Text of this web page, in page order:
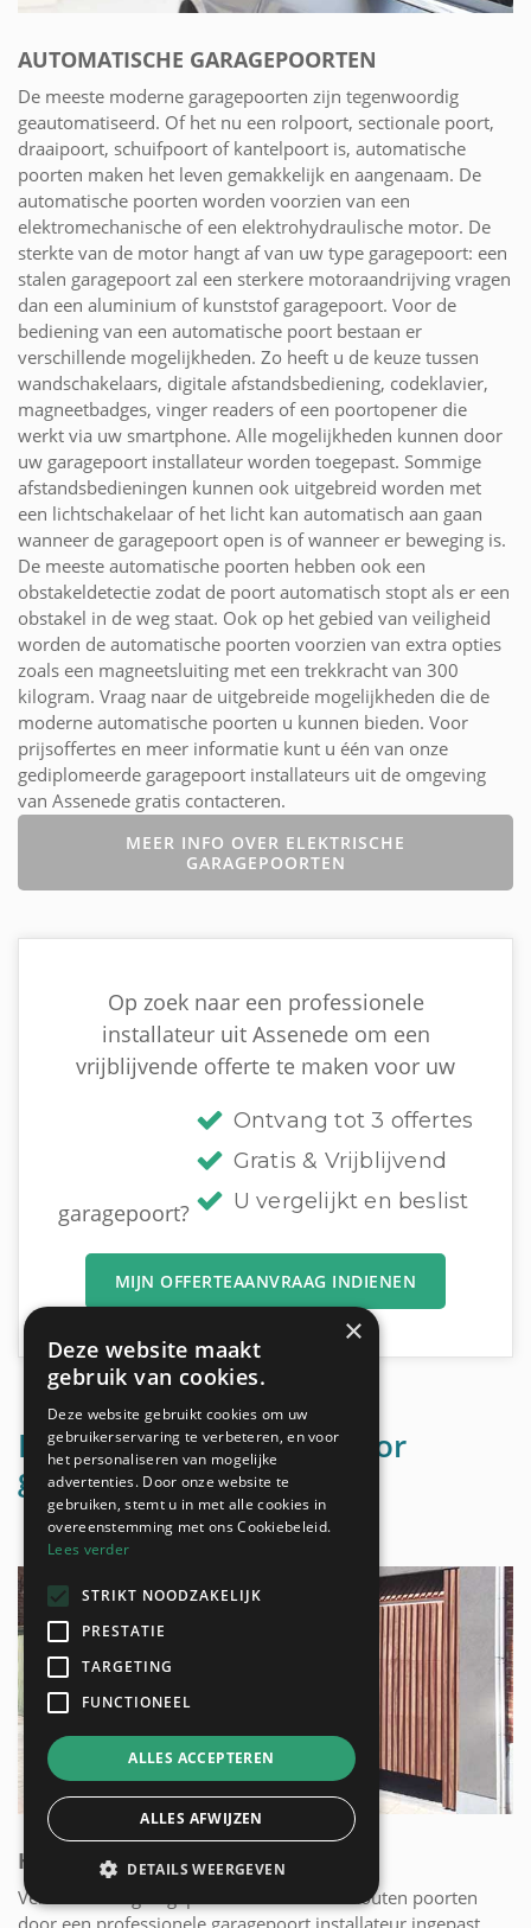
AUTOMATISCHE GARAGEPOORTEN
De meeste moderne garagepoorten zijn tegenwoordig
geautomatiseerd. Of het nu een rolpoort, sectionale poort,
draaipoort, schuifpoort of kantelpoort is, automatische
poorten maken het leven gemakkelijk en aangenaam. De
automatische poorten worden voorzien van een
elektromechanische of een elektrohydraulische motor. De
sterkte van de motor hangt af van uw type garagepoort: een
stalen garagepoort zal een sterkere motoraandrijving vragen
dan een aluminium of kunststof garagepoort. Voor de
bediening van een automatische poort bestaan er
verschillende mogelijkheden. Zo heeft u de keuze tussen
wandschakelaars, digitale afstandsbediening, codeklavier,
magneetbadges, vinger readers of een poortopener die
werkt via uw smartphone. Alle mogelijkheden kunnen door
uw garagepoort installateur worden toegepast. Sommige
afstandsbedieningen kunnen ook uitgebreid worden met
een lichtschakelaar of het licht kan automatisch aan gaan
wanneer de garagepoort open is of wanneer er beweging is.
De meeste automatische poorten hebben ook een
obstakeldetectie zodat de poort automatisch stopt als er een
obstakel in de weg staat. Ook op het gebied van veiligheid
worden de automatische poorten voorzien van extra opties
zoals een magneetsluiting met een trekkracht van 300
kilogram. Vraag naar de uitgebreide mogelijkheden die de
moderne automatische poorten u kunnen bieden. Voor
prijsoffertes en meer informatie kunt u één van onze
gediplomeerde garagepoort installateurs uit de omgeving
van Assenede gratis contacteren.
MEER INFO OVER ELEKTRISCHE
GARAGEPOORTEN
Op zoek naar een professionele
installateur uit Assenede om een
vrijblijvende offerte te maken voor uw
garagepoort?
Ontvang tot 3 offertes
Gratis & Vrijblijvend
U vergelijkt en beslist
MIJN OFFERTEAANVRAAG INDIENEN
Mogelijke materialen voor
garagepoorten
HOUTEN GARAGEPOORTEN
Verschillende garagepoorten kunnen als houten poorten
×
Deze website maakt
gebruik van cookies.
Deze website gebruikt cookies om uw
gebruikerservaring te verbeteren, en voor
het personaliseren van mogelijke
advertenties. Door onze website te
gebruiken, stemt u in met alle cookies in
overeenstemming met ons Cookiebeleid.
Lees verder
STRIKT NOODZAKELIJK
PRESTATIE
TARGETING
FUNCTIONEEL
ALLES ACCEPTEREN
ALLES AFWIJZEN
DETAILS WEERGEVEN